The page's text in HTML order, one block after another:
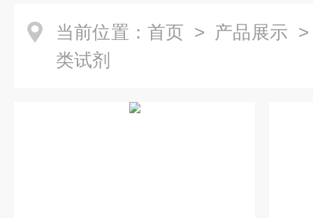
当前位置： 首页 > 产品展示
类试剂